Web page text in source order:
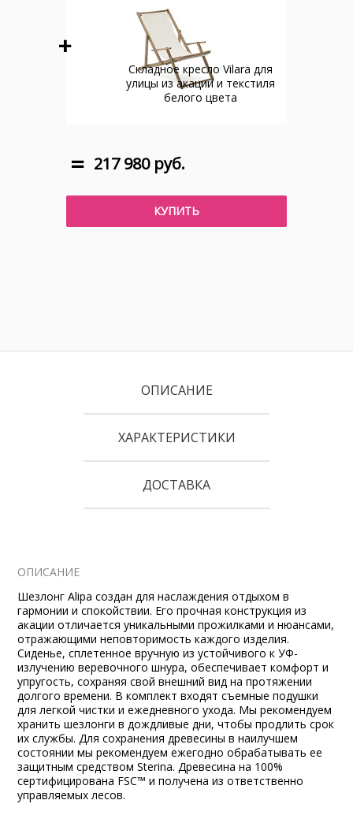
Cкладное кресло Vilara для
улицы из акации и текстиля
белого цвета
217 980 руб.
КУПИТЬ
ОПИСАНИЕ
ХАРАКТЕРИСТИКИ
ДОСТАВКА
ОПИСАНИЕ
Шезлонг Alipa создан для наслаждения отдыхом в
гармонии и спокойствии. Его прочная конструкция из
акации отличается уникальными прожилками и нюансами,
отражающими неповторимость каждого изделия.
Сиденье, сплетенное вручную из устойчивого к УФ-
излучению веревочного шнура, обеспечивает комфорт и
упругость, сохраняя свой внешний вид на протяжении
долгого времени. В комплект входят съемные подушки
для легкой чистки и ежедневного ухода. Мы рекомендуем
хранить шезлонги в дождливые дни, чтобы продлить срок
их службы. Для сохранения древесины в наилучшем
состоянии мы рекомендуем ежегодно обрабатывать ее
защитным средством Sterina. Древесина на 100%
сертифицирована FSC™ и получена из ответственно
управляемых лесов.